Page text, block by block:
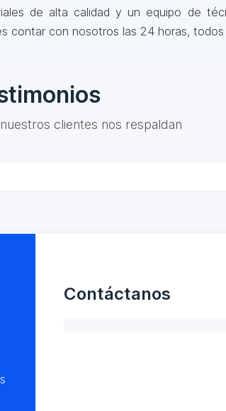
de alta calidad y un equipo de
contar con nosotros las 24 horas, todos
clientes nos respaldan
Contáctanos